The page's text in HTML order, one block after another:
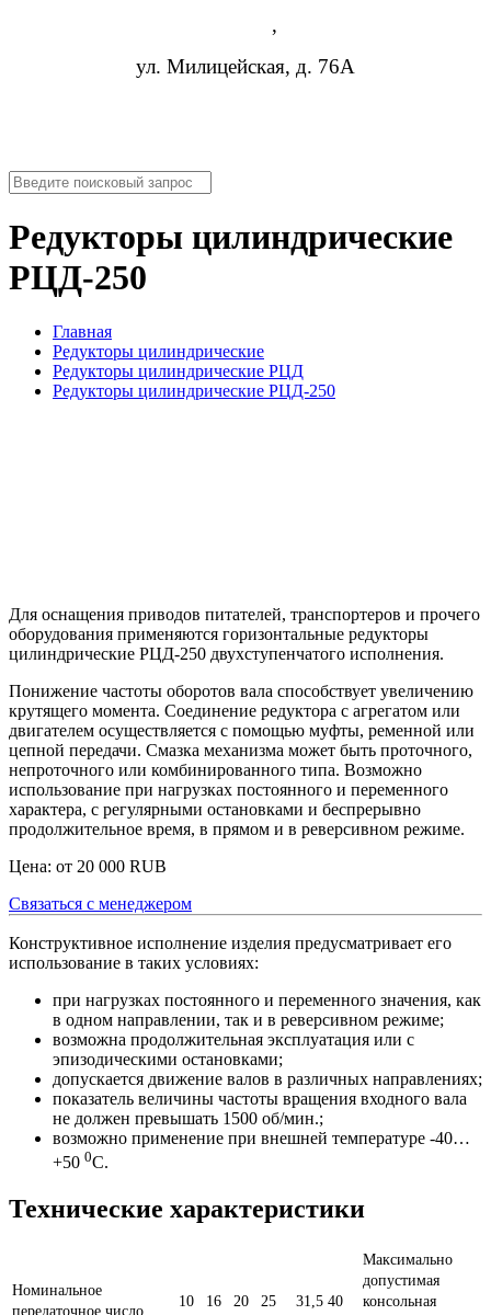
,
ул. Милицейская, д. 76А
Редукторы цилиндрические
РЦД-250
Главная
Редукторы цилиндрические
Редукторы цилиндрические РЦД
Редукторы цилиндрические РЦД-250
Для оснащения приводов питателей, транспортеров и прочего
оборудования применяются горизонтальные редукторы
цилиндрические РЦД-250 двухступенчатого исполнения.
Понижение частоты оборотов вала способствует увеличению
крутящего момента. Соединение редуктора с агрегатом или
двигателем осуществляется с помощью муфты, ременной или
цепной передачи. Смазка механизма может быть проточного,
непроточного или комбинированного типа. Возможно
использование при нагрузках постоянного и переменного
характера, с регулярными остановками и беспрерывно
продолжительное время, в прямом и в реверсивном режиме.
Цена: от 20 000 RUB
Связаться с менеджером
Конструктивное исполнение изделия предусматривает его
использование в таких условиях:
при нагрузках постоянного и переменного значения, как
в одном направлении, так и в реверсивном режиме;
возможна продолжительная эксплуатация или с
эпизодическими остановками;
допускается движение валов в различных направлениях;
показатель величины частоты вращения входного вала
не должен превышать 1500 об/мин.;
возможно применение при внешней температуре -40…
+50 0С.
Технические характеристики
Номинальное
передаточное число
10 16 20 25 31,5 40
Максимально
допустимая
консольная